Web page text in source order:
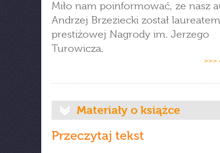
Miło nam poinformować, ze nasz
Andrzej Brzeziecki został laureatem
prestiżowej Nagrody im. Jerzego
Turowicza.
>>>
Materiały o książce
Przeczytaj tekst